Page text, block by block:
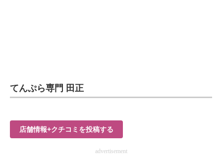
てんぷら専門 田正
店舗情報+クチコミを投稿する
advertisement